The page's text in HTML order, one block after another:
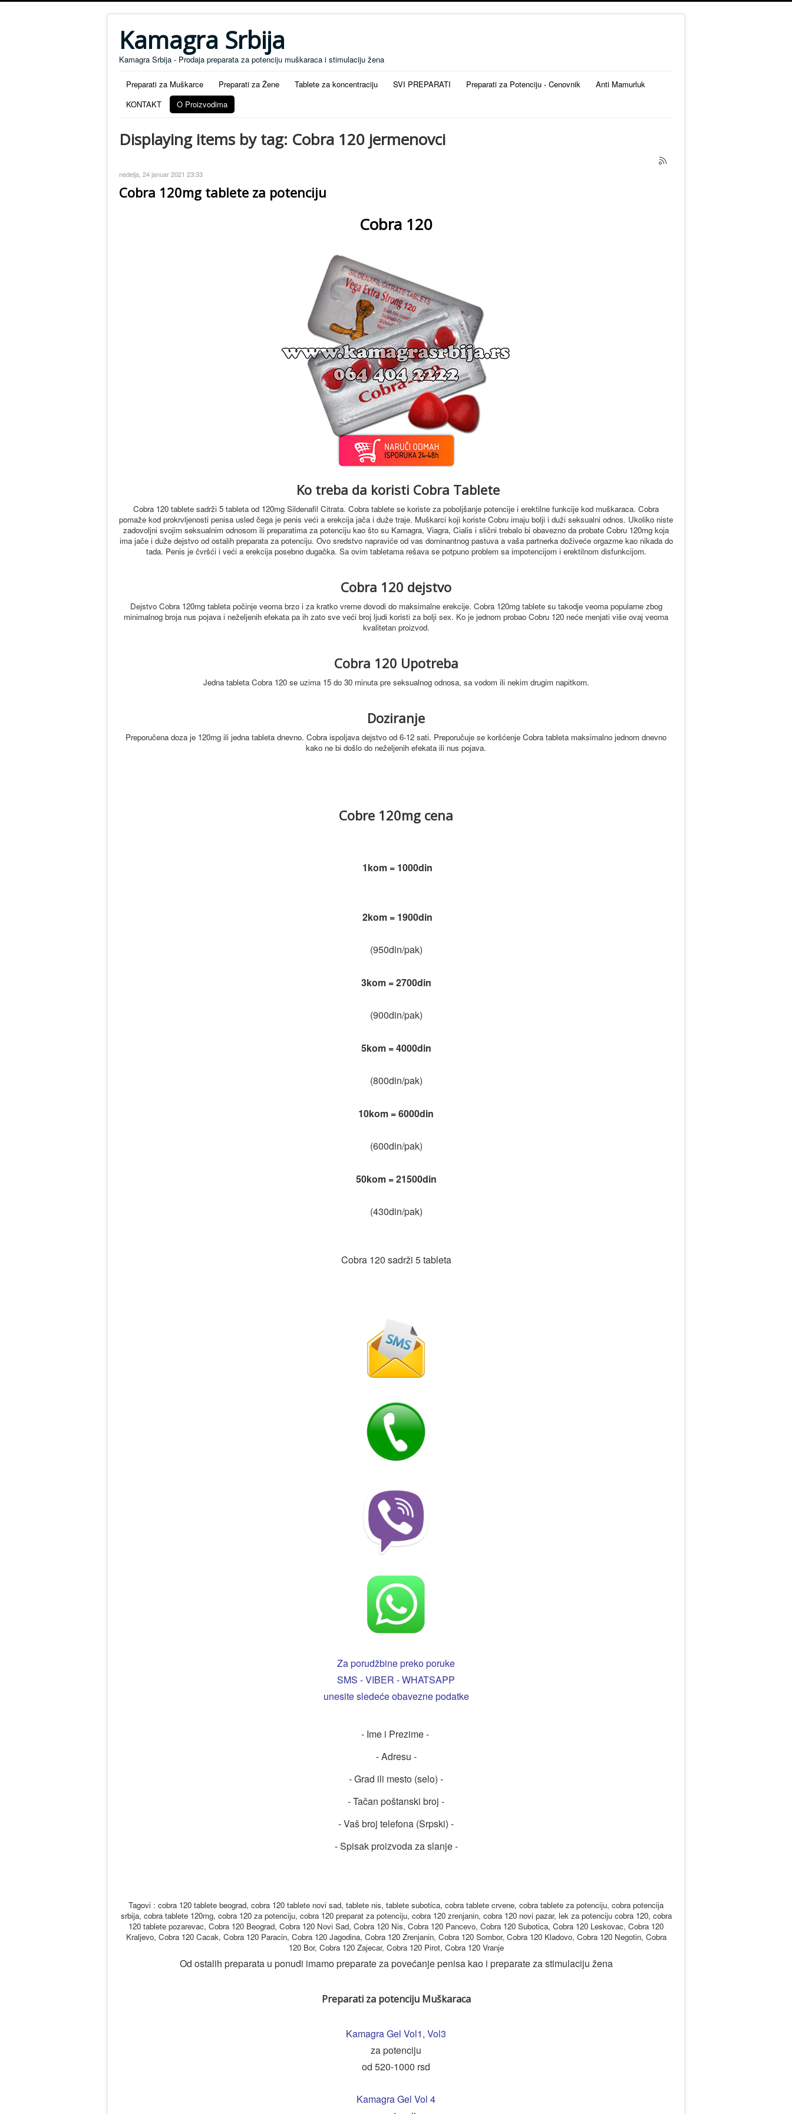
Kamagra Srbija
Kamagra Srbija - Prodaja preparata za potenciju muškaraca i stimulaciju žena
Preparati za Muškarce Preparati za Žene Tablete za koncentraciju SVI PREPARATI Preparati za Potenciju - Cenovnik
Anti Mamurluk
KONTAKT
O Proizvodima
Displaying items by tag: Cobra 120 jermenovci
nedelja, 24 januar 2021 23:33
Cobra 120mg tablete za potenciju
Cobra 120
Ko treba da koristi Cobra Tablete
Cobra 120 tablete sadrži 5 tableta od 120mg Sildenafil Citrata. Cobra tablete se koriste za poboljšanje potencije i erektilne funkcije kod muškaraca. Cobra
pomaže kod prokrvljenosti penisa usled čega je penis veći a erekcija jača i duže traje. Muškarci koji koriste Cobru imaju bolji i duži seksualni odnos. Ukoliko niste
zadovoljni svojim seksualnim odnosom ili preparatima za potenciju kao što su Kamagra, Viagra, Cialis i slični trebalo bi obavezno da probate Cobru 120mg koja
ima jače i duže dejstvo od ostalih preparata za potenciju. Ovo sredstvo napraviće od vas dominantnog pastuva a vaša partnerka doživeće orgazme kao nikada do
tada. Penis je čvršći i veći a erekcija posebno dugačka. Sa ovim tabletama rešava se potpuno problem sa impotencijom i erektilnom disfunkcijom.
Cobra 120 dejstvo
Dejstvo Cobra 120mg tableta počinje veoma brzo i za kratko vreme dovodi do maksimalne erekcije. Cobra 120mg tablete su takodje veoma popularne zbog
minimalnog broja nus pojava i neželjenih efekata pa ih zato sve veći broj ljudi koristi za bolji sex. Ko je jednom probao Cobru 120 neće menjati više ovaj veoma
kvalitetan proizvod.
Cobra 120 Upotreba
Jedna tableta Cobra 120 se uzima 15 do 30 minuta pre seksualnog odnosa, sa vodom ili nekim drugim napitkom.
Doziranje
Preporučena doza je 120mg ili jedna tableta dnevno. Cobra ispoljava dejstvo od 6-12 sati. Preporučuje se koršćenje Cobra tableta maksimalno jednom dnevno
kako ne bi došlo do neželjenih efekata ili nus pojava.
Cobre 120mg cena
1kom = 1000din
2kom = 1900din
(950din/pak)
3kom = 2700din
(900din/pak)
5kom = 4000din
(800din/pak)
10kom = 6000din
(600din/pak)
50kom = 21500din
(430din/pak)
Cobra 120 sadrži 5 tableta
Za porudžbine preko poruke
SMS - VIBER - WHATSAPP
unesite sledeće obavezne podatke
- Ime i Prezime -
- Adresu -
- Grad ili mesto (selo) -
- Tačan poštanski broj -
- Vaš broj telefona (Srpski) -
- Spisak proizvoda za slanje -
Tagovi : cobra 120 tablete beograd, cobra 120 tablete novi sad, tablete nis, tablete subotica, cobra tablete crvene, cobra tablete za potenciju, cobra potencija
srbija, cobra tablete 120mg, cobra 120 za potenciju, cobra 120 preparat za potenciju, cobra 120 zrenjanin, cobra 120 novi pazar, lek za potenciju cobra 120, cobra
120 tablete pozarevac, Cobra 120 Beograd, Cobra 120 Novi Sad, Cobra 120 Nis, Cobra 120 Pancevo, Cobra 120 Subotica, Cobra 120 Leskovac, Cobra 120
Kraljevo, Cobra 120 Cacak, Cobra 120 Paracin, Cobra 120 Jagodina, Cobra 120 Zrenjanin, Cobra 120 Sombor, Cobra 120 Kladovo, Cobra 120 Negotin, Cobra
120 Bor, Cobra 120 Zajecar, Cobra 120 Pirot, Cobra 120 Vranje
Od ostalih preparata u ponudi imamo preparate za povećanje penisa kao i preparate za stimulaciju žena
Preparati za potenciju Muškaraca
Kamagra Gel Vol1, Vol3
za potenciju
od 520-1000 rsd
Kamagra Gel Vol 4